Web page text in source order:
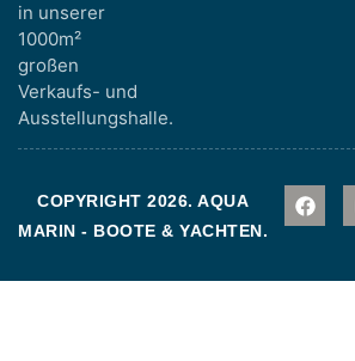
in unserer
1000m²
großen
Verkaufs- und
Ausstellungshalle.
COPYRIGHT 2026. AQUA
MARIN - BOOTE & YACHTEN.